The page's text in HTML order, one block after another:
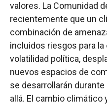
valores. La Comunidad
recientemente que un
combinación de
incluidos riesgos para
volatilidad política,
nuevos espacios de
se desarrollarán
allá. El cambio climático